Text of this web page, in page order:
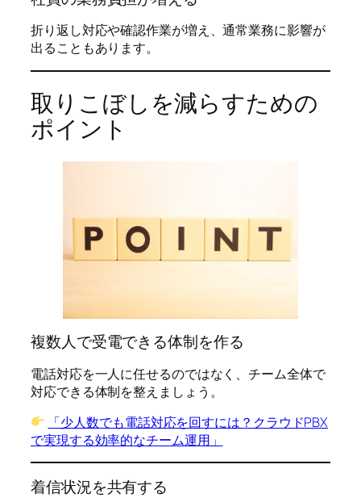
折り返し対応や確認作業が増え、通常業務に影響が
出ることもあります。
取りこぼしを減らすための
ポイント
複数人で受電できる体制を作る
電話対応を一人に任せるのではなく、チーム全体で
対応できる体制を整えましょう。
「少人数でも電話対応を回すには？クラウドPBX
で実現する効率的なチーム運用」
着信状況を共有する